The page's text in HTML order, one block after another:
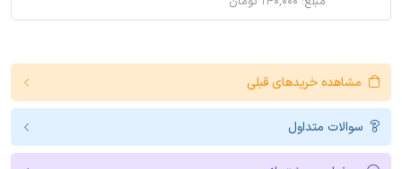
مشاهده خریدهای قبلی
سوالات متداول